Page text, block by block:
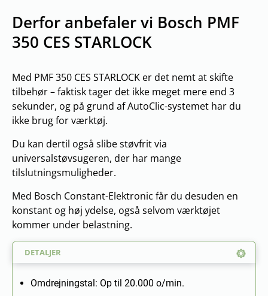
Derfor anbefaler vi Bosch PMF
350 CES STARLOCK
DETALJER
Omdrejningstal: Op til 20.000 o/min.
Med PMF 350 CES STARLOCK er det nemt at skifte
tilbehør – faktisk tager det ikke meget mere end 3
sekunder, og på grund af AutoClic-systemet har du
ikke brug for værktøj.
Du kan dertil også slibe støvfrit via
universalstøvsugeren, der har mange
tilslutningsmuligheder.
Med Bosch Constant-Elektronic får du desuden en
konstant og høj ydelse, også selvom værktøjet
kommer under belastning.